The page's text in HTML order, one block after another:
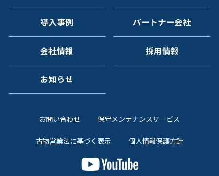
導入事例 パートナー会社
会社情報 採用情報
お知らせ
お問い合わせ 保守メンテナンスサービス
古物営業法に基づく表示 個人情報保護方針